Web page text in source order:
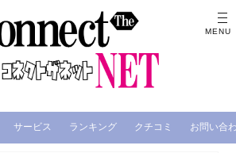
サービス ランキング クチコミ お問い合